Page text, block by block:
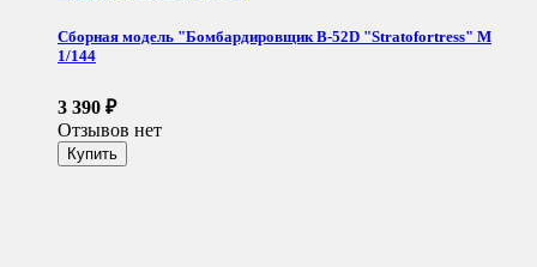
Сборная модель "Бомбардировщик B-52D "Stratofortress" М
1/144
3 390 ₽
Отзывов нет